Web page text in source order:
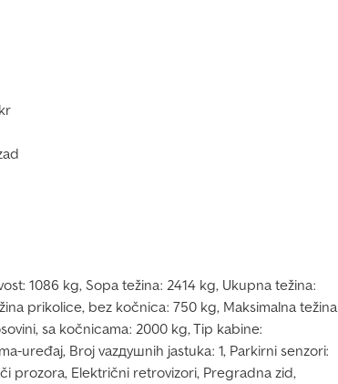
1086 kg, Sopa težina: 2414 kg, Ukupna težina:
prikolice, bez kočnica: 750 kg, Maksimalna težina
sa kočnicama: 2000 kg, Tip kabine:
uređaj, Broj vazдушnih jastuka: 1, Parkirni senzori:
prozora, Električni retrovizori, Pregradna zid,